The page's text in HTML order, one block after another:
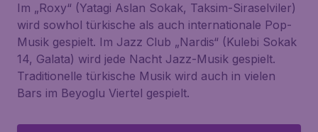
Im „Roxy“ (Yatagi Aslan Sokak, Taksim-Siraselviler)
wird sowhol türkische als auch internationale Pop-
Musik gespielt. Im Jazz Club „Nardis“ (Kulebi Sokak
14, Galata) wird jede Nacht Jazz-Musik gespielt.
Traditionelle türkische Musik wird auch in vielen
Bars im Beyoglu Viertel gespielt.